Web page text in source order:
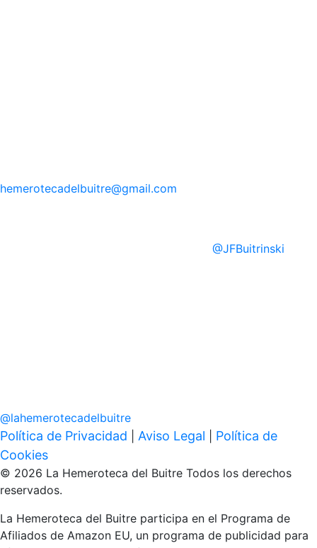
hemerotecadelbuitre@gmail.com
@JFBuitrinski
@lahemerotecadelbuitre
Política de Privacidad Aviso Legal
Política de
Cookies
© 2026 La Hemeroteca del Buitre Todos los derechos
reservados.
La Hemeroteca del Buitre participa en el Programa de
Afiliados de Amazon EU, un programa de publicidad para